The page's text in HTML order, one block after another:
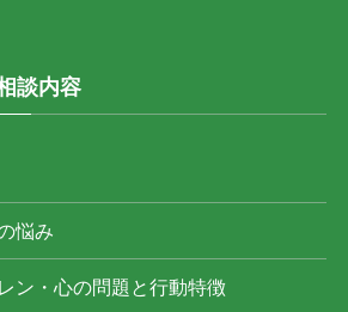
談内容
悩み
ン・心の問題と行動特徴